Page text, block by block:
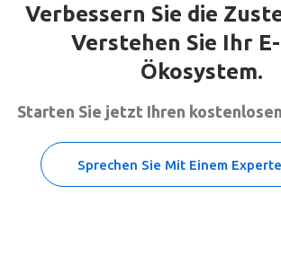
Verbessern Sie die
Verstehen Sie Ihr
Ökosystem.
Starten Sie jetzt Ihren kostenlosen
Sprechen Sie Mit Einem